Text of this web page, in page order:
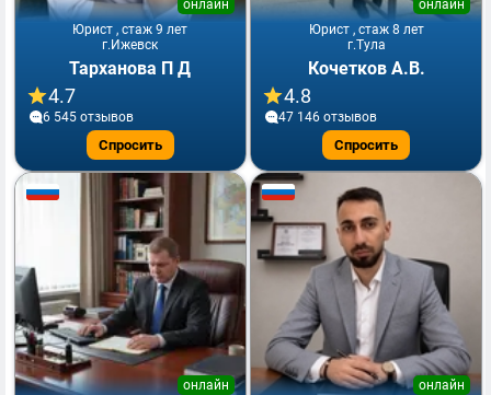
Юрист , стаж 9 лет
онлайн
г.Ижевск
Тарханова П Д
4.7
6 545 отзывов
Спросить
Юрист , стаж 8 лет
онлайн
г.Тула
Кочетков А.В.
4.8
47 146 отзывов
Спросить
онлайн онлайн